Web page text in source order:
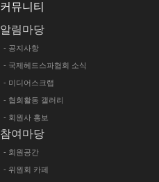
커뮤니티
알림마당
- 공지사항
- 국제헤드스파협회 소식
- 미디어스크랩
- 협회활동 갤러리
- 회원사 홍보
참여마당
- 회원공간
- 위원회 카페